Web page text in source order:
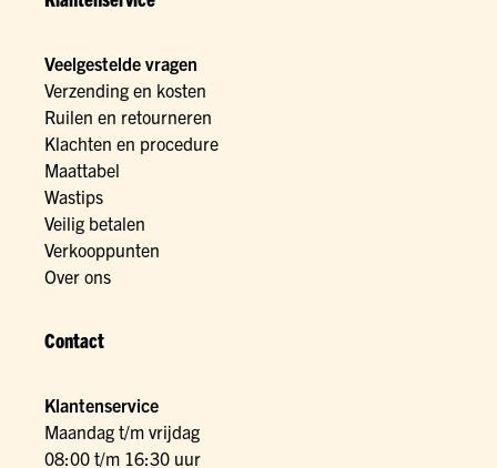
Veelgestelde vragen
Verzending en kosten
Ruilen en retourneren
Klachten en procedure
Maattabel
Wastips
Veilig betalen
Verkooppunten
Over ons
Contact
Klantenservice
Maandag t/m vrijdag
08:00 t/m 16:30 uur